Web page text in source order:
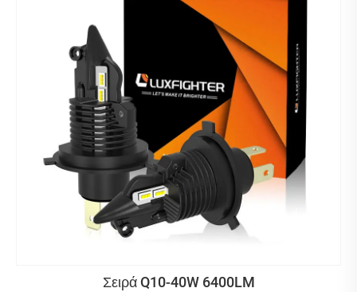
Σειρά Q10-40W 6400LM